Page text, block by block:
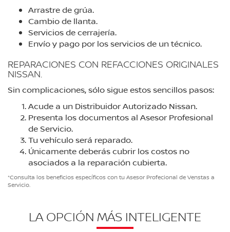
Arrastre de grúa.
Cambio de llanta.
Servicios de cerrajería.
Envío y pago por los servicios de un técnico.
REPARACIONES CON REFACCIONES ORIGINALES
NISSAN.
Sin complicaciones, sólo sigue estos sencillos pasos:
Acude a un Distribuidor Autorizado Nissan.
Presenta los documentos al Asesor Profesional
de Servicio.
Tu vehículo será reparado.
Únicamente deberás cubrir los costos no
asociados a la reparación cubierta.
*Consulta los beneficios específicos con tu Asesor Profecional de Venstas a
Servicio.
LA OPCIÓN MÁS INTELIGENTE